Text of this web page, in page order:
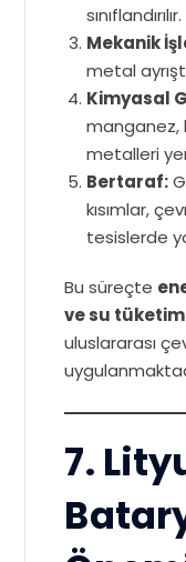
sınıflandırılır.
Mekanik
metal
Kimyasal
manganez,
metalleri
Bertaraf:
kısımlar,
tesislerde
Bu süreçte
ve su
uluslararası
7.